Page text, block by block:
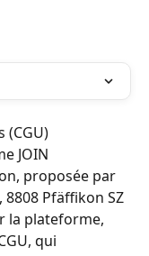
(CGU)
JOIN
proposée par
8808 Pfäffikon SZ
la plateforme,
qui